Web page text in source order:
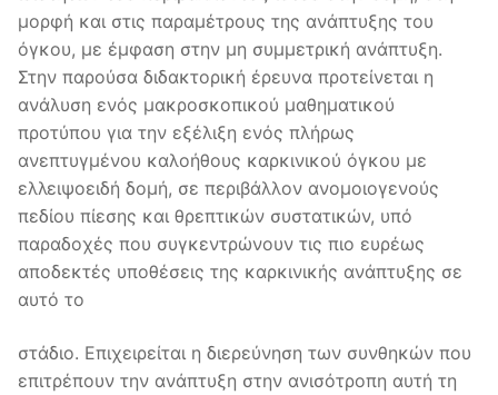
μορφή και στις παραμέτρους της ανάπτυξης του
όγκου, με έμφαση στην μη συμμετρική ανάπτυξη.
Στην παρούσα διδακτορική έρευνα προτείνεται η
ανάλυση ενός μακροσκοπικού μαθηματικού
προτύπου για την εξέλιξη ενός πλήρως
ανεπτυγμένου καλοήθους καρκινικού όγκου με
ελλειψοειδή δομή, σε περιβάλλον ανομοιογενούς
πεδίου πίεσης και θρεπτικών συστατικών, υπό
παραδοχές που συγκεντρώνουν τις πιο ευρέως
αποδεκτές υποθέσεις της καρκινικής ανάπτυξης σε
αυτό το
στάδιο. Επιχειρείται η διερεύνηση των συνθηκών που
επιτρέπουν την ανάπτυξη στην ανισότροπη αυτή τη